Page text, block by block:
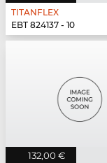
TITANFLEX
EBT 824137 - 10
132,00 €